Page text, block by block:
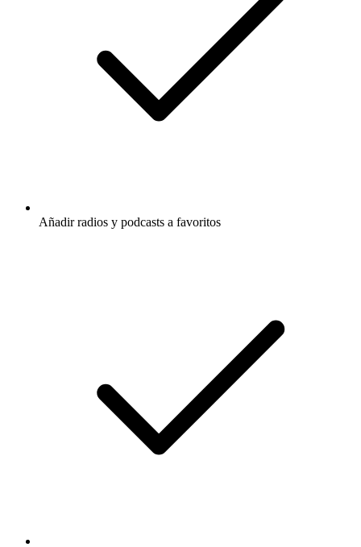
Añadir radios y podcasts a favoritos